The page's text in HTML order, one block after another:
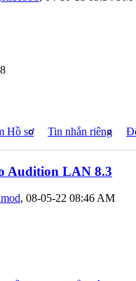
Hồ sơ
Tin nhắn riêng
Audition LAN 8.3
, 08-05-22 08:46 AM